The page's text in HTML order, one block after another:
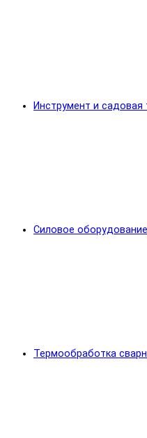
Инструмент и садовая
Силовое оборудование
Термообработка